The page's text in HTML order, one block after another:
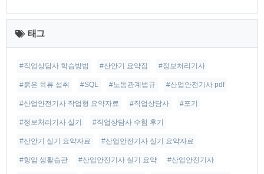
최
근
글
태그
#직업상담사 학습방법 #산안기 요약집 #정보처리기사
#붉은 육류 섭취 #SQL #노동관계법규 #산업안전기사 pdf
#산업안전기사 작업형 요약자료 #직업상담사 #포기
#정보처리기사 실기 #직업상담사 수험 후기
#산안기 실기 요약자료 #산업안전기사 실기 요약자료
#항암 생활습관 #산업안전기사 실기 요약 #산업안전기사